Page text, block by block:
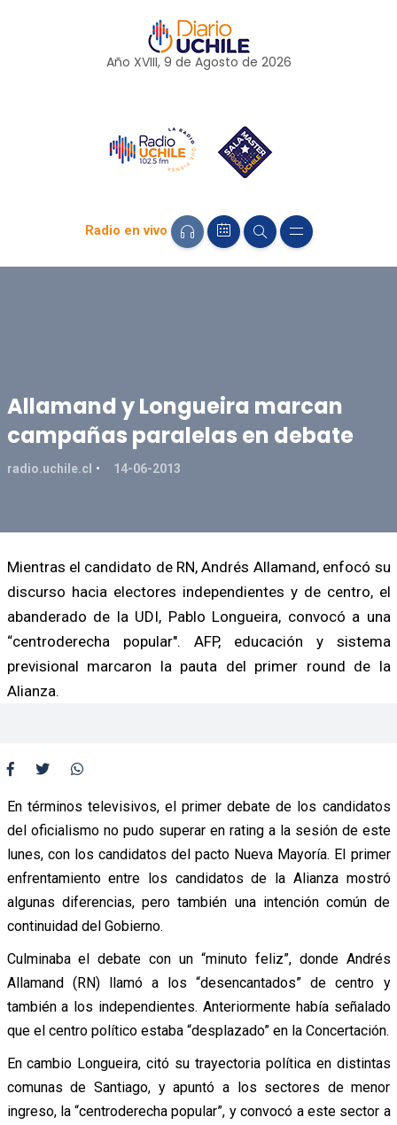
Año XVIII, 9 de Agosto de 2026
Radio en vivo
Allamand y Longueira marcan
campañas paralelas en debate
radio.uchile.cl 14-06-2013
Mientras el candidato de RN, Andrés Allamand, enfocó su
discurso hacia electores independientes y de centro, el
abanderado de la UDI, Pablo Longueira, convocó a una
“centroderecha popular". AFP, educación y sistema
previsional marcaron la pauta del primer round de la
Alianza.
En términos televisivos, el primer debate de los candidatos
del oficialismo no pudo superar en rating a la sesión de este
lunes, con los candidatos del pacto Nueva Mayoría. El primer
enfrentamiento entre los candidatos de la Alianza mostró
algunas diferencias, pero también una intención común de
continuidad del Gobierno.
Culminaba el debate con un “minuto feliz”, donde Andrés
Allamand (RN) llamó a los “desencantados” de centro y
también a los independientes. Anteriormente había señalado
que el centro político estaba “desplazado” en la Concertación.
En cambio Longueira, citó su trayectoria política en distintas
comunas de Santiago, y apuntó a los sectores de menor
ingreso, la “centroderecha popular”, y convocó a este sector a